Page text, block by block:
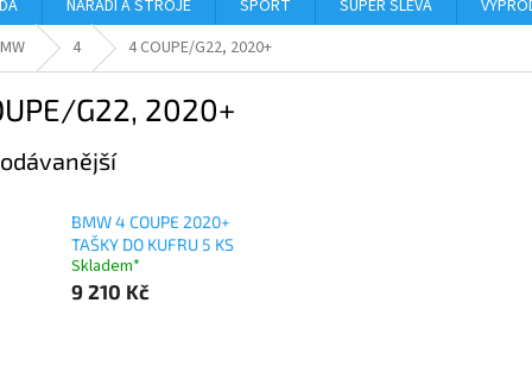
NÁŘADÍ A STROJE SPORT SUPER SLEVA
4 4 COUPE/G22, 2020+
G22, 2020+
BMW 4 COUPE 2020+
TAŠKY DO KUFRU 5 KS
Skladem*
9 210 Kč